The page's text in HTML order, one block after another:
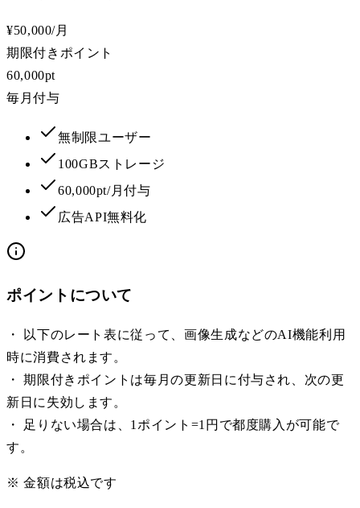
¥50,000/月
期限付きポイント
60,000pt
毎月付与
無制限ユーザー
100GBストレージ
60,000pt/月付与
広告API無料化
ポイントについて
・ 以下のレート表に従って、画像生成などのAI機能利用
時に消費されます。
・ 期限付きポイントは毎月の更新日に付与され、次の更
新日に失効します。
・ 足りない場合は、1ポイント=1円で都度購入が可能で
す。
※ 金額は税込です